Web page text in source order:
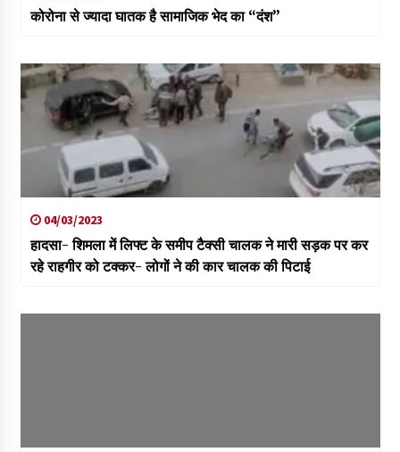
कोरोना से ज्यादा घातक है सामाजिक भेद का “दंश”
04/03/2023
हादसा- शिमला में लिफ्ट के समीप टैक्सी चालक ने मारी सड़क पर कर
रहे राहगीर को टक्कर- लोगों ने की कार चालक की पिटाई